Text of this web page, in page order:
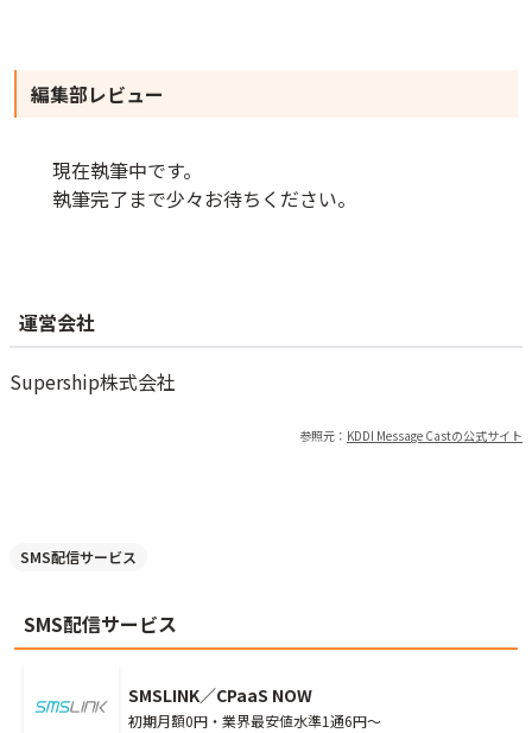
編集部レビュー
現在執筆中です。
執筆完了まで少々お待ちください。
運営会社
Supership株式会社
参照元： KDDI Message Castの公式サイト
SMS配信サービス
SMS配信サービス
SMSLINK／CPaaS NOW
初期月額0円・業界最安値水準1通6円～